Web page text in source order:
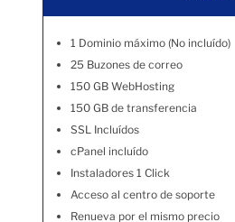
1 Dominio máximo (No incluído)
25 Buzones de correo
150 GB WebHosting
150 GB de transferencia
SSL Incluídos
cPanel incluído
Instaladores 1 Click
Acceso al centro de soporte
Renueva por el mismo precio